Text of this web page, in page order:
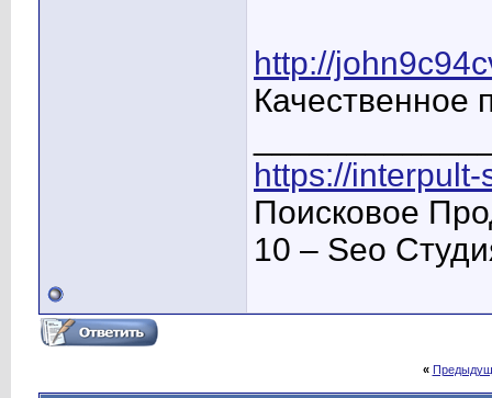
http://
Качественное
https://
Поисковое
10 – Seo
«